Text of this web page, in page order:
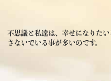
不思議と私達は、幸せになりた
さないでいる事が多いのです。